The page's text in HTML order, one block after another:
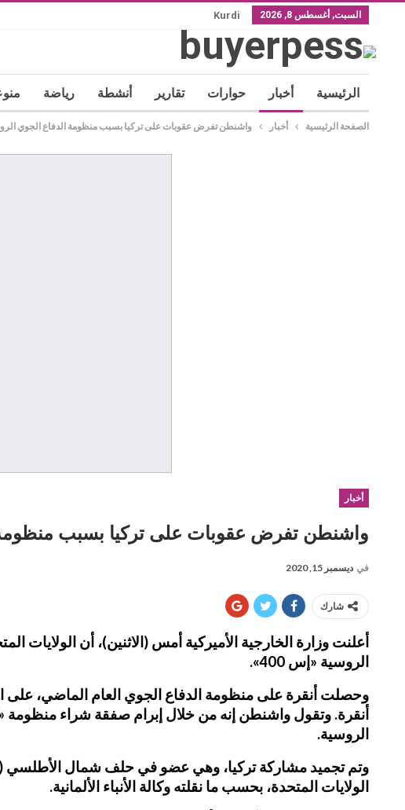
السبت, أغسطس 8, 2026 Kurdi
الرئيسية أخبار حوارات تقارير أنشطة رياضة
الصفحة الرئيسية أخبار واشنطن تفرض عقوبات على تركيا بسبب منظومة الدفاع الجوي
أخبار
واشنطن تفرض عقوبات على تركيا بسبب منظومة
في ديسمبر 15, 2020
شارك
أعلنت وزارة الخارجية الأميركية أمس (الاثنين)، أن
الروسية «إس 400».
وحصلت أنقرة على منظومة الدفاع الجوي العام الماضي،
الروسية.
الولايات المتحدة، بحسب ما نقلته وكالة الأنباء الألمانية.